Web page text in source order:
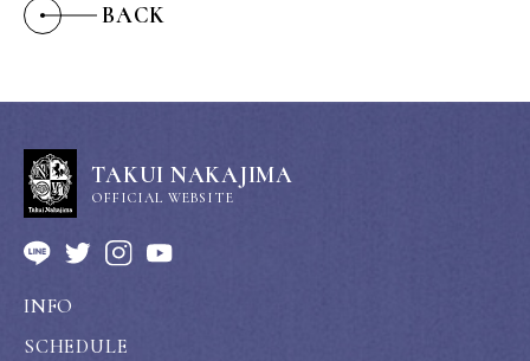
BACK
TAKUI NAKAJIMA
OFFICIAL WEBSITE
INFO
SCHEDULE